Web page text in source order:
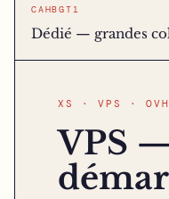
CAHBGT1
Dédié — grandes
XS · VPS ·
VPS